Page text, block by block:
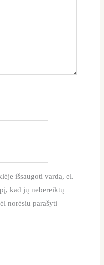
išsaugoti vardą, el.
kad jų nebereiktų
norėsiu parašyti